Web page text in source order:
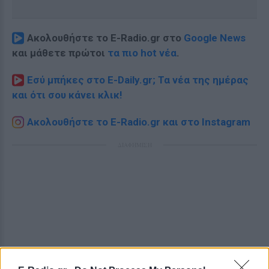
Ακολουθήστε το E-Radio.gr στο Google News
και μάθετε πρώτοι τα πιο hot νέα.
Εσύ μπήκες στο E-Daily.gr; Τα νέα της ημέρας
και ότι σου κάνει κλικ!
Ακολουθήστε το E-Radio.gr και στο Instagram